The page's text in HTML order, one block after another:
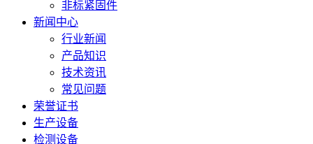
非标紧固件
新闻中心
行业新闻
产品知识
技术资讯
常见问题
荣誉证书
生产设备
检测设备